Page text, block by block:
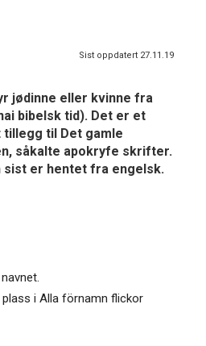
Sist oppdatert 27.11.19
jødinne eller kvinne fra
bibelsk tid). Det er et
til Det gamle
såkalte apokryfe skrifter.
sist er hentet fra engelsk.
plass i Alla förnamn flickor